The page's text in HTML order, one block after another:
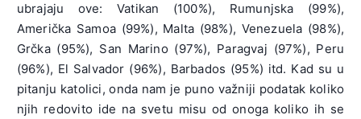
ubrajaju ove: Vatikan (100%), Rumunjska (99%),
Američka Samoa (99%), Malta (98%), Venezuela (98%),
Grčka (95%), San Marino (97%), Paragvaj (97%), Peru
(96%), El Salvador (96%), Barbados (95%) itd. Kad su u
pitanju katolici, onda nam je puno važniji podatak koliko
njih redovito ide na svetu misu od onoga koliko ih se